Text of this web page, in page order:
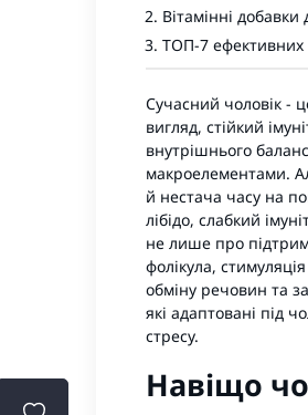
Вітамінні
ТОП-7 ефективних
Сучасний чоловік -
вигляд, стійкий
внутрішнього
макроелементами.
й нестача часу на
лібідо, слабкий
не лише про
фолікула,
обміну речовин та
які адаптовані під
стресу.
Навіщо